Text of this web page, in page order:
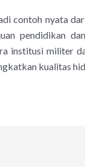
contoh nyata
pendidikan
institusi militer
kualitas